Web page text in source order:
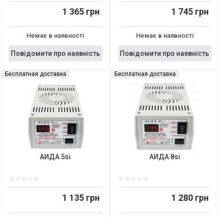
1 365 грн
Немає в наявності
Повідомити про наявність
1 745 грн
Немає в наявності
Повідомити про наявність
Бесплатная доставка
АИДА 5si
1 135 грн
Бесплатная доставка
АИДА 8si
1 280 грн